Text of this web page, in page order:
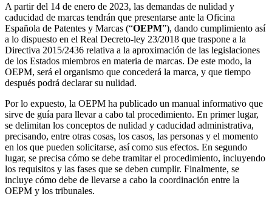
A partir del 14 de enero de 2023, las demandas de nulidad y
caducidad de marcas tendrán que presentarse ante la Oficina
Española de Patentes y Marcas (“OEPM”), dando cumplimiento así
a lo dispuesto en el Real Decreto-ley 23/2018 que traspone a la
Directiva 2015/2436 relativa a la aproximación de las legislaciones
de los Estados miembros en materia de marcas. De este modo, la
OEPM, será el organismo que concederá la marca, y que tiempo
después podrá declarar su nulidad.
Por lo expuesto, la OEPM ha publicado un manual informativo que
sirve de guía para llevar a cabo tal procedimiento. En primer lugar,
se delimitan los conceptos de nulidad y caducidad administrativa,
precisando, entre otras cosas, los casos, las personas y el momento
en los que pueden solicitarse, así como sus efectos. En segundo
lugar, se precisa cómo se debe tramitar el procedimiento, incluyendo
los requisitos y las fases que se deben cumplir. Finalmente, se
incluye cómo debe de llevarse a cabo la coordinación entre la
OEPM y los tribunales.